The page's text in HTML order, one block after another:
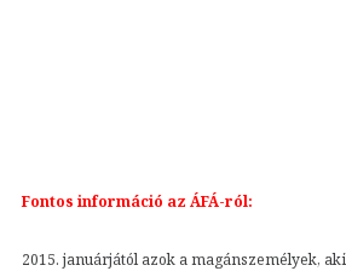
Fontos információ az ÁFÁ-ról:
2015. januárjától azok a magánszemélyek,